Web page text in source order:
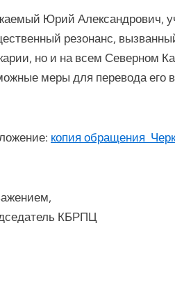
Юрий Александрович,
резонанс,
но и на всем Северном
меры для перевода его
копия обращения